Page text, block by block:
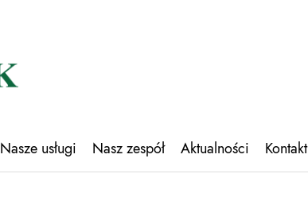
Nasze usługi Nasz zespół Aktualności Kontakt